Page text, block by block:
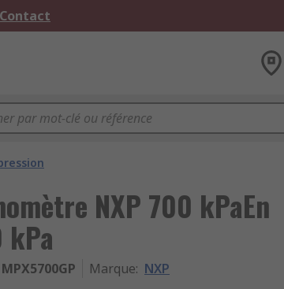
NXP 700 kPaEn
MPX5700GP Marque: NXP